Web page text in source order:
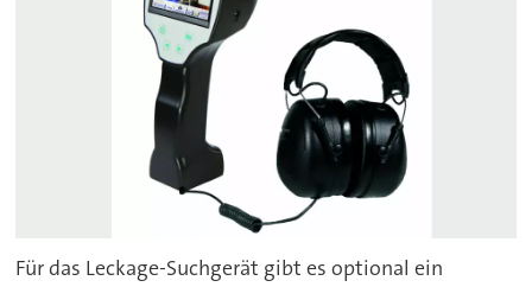
Für das Leckage-Suchgerät gibt es optional ein